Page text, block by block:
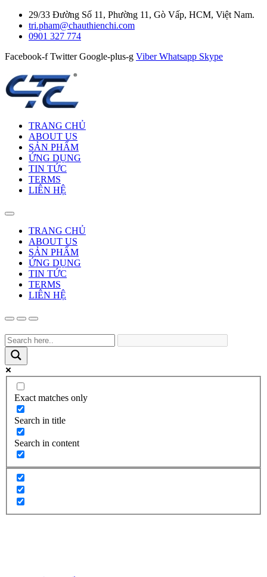
29/33 Đường Số 11, Phường 11, Gò Vấp, HCM, Việt Nam.
tri.pham@chauthienchi.com
0901 327 774
Facebook-f Twitter Google-plus-g Viber Whatsapp Skype
TRANG CHỦ
ABOUT US
SẢN PHẨM
ỨNG DỤNG
TIN TỨC
TERMS
LIÊN HỆ
TRANG CHỦ
ABOUT US
SẢN PHẨM
ỨNG DỤNG
TIN TỨC
TERMS
LIÊN HỆ
Exact matches only
Search in title
Search in content